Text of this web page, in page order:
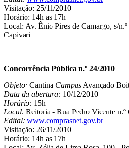
Visitação: 25/11/2010
Horário: 14h as 17h
Local: Av. Ênio Pires de Camargo, s/
Capivari
Concorrência Pública n.º 24/2010
Objeto: Cantina Campus Avançado
Data da abertura: 10/12/2010
Horário: 15h
Local: Reitoria - Rua Pedro Vicente n.º
Edital: www.comprasnet.gov.br
Visitação: 26/11/2010
Horário: 14h as 17h